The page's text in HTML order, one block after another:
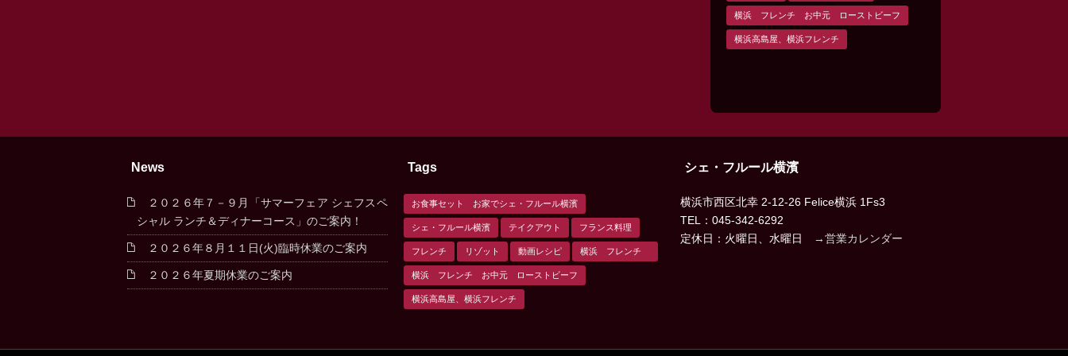
横浜 フレンチ お中元 ローストビーフ
横浜高島屋、横浜フレンチ
News
２０２６年７－９月「サマーフェア シェフスペ
シャル ランチ＆ディナーコース」のご案内！
２０２６年８月１１日(火)臨時休業のご案内
２０２６年夏期休業のご案内
Tags
お食事セット お家でシェ・フルール横濱
シェ・フルール横濱 テイクアウト フランス料理
フレンチ リゾット 動画レシピ 横浜 フレンチ
横浜 フレンチ お中元 ローストビーフ
横浜高島屋、横浜フレンチ
シェ・フルール横濱
横浜市西区北幸 2-12-26 Felice横浜 1Fs3
TEL：045-342-6292
定休日：火曜日、水曜日
→営業カレンダー